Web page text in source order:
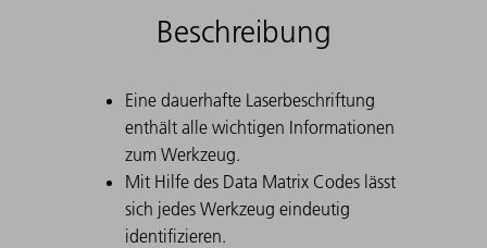
Beschreibung
Eine dauerhafte Laserbeschriftung
enthält alle wichtigen Informationen
zum Werkzeug.
Mit Hilfe des Data Matrix Codes lässt
sich jedes Werkzeug eindeutig
identifizieren.